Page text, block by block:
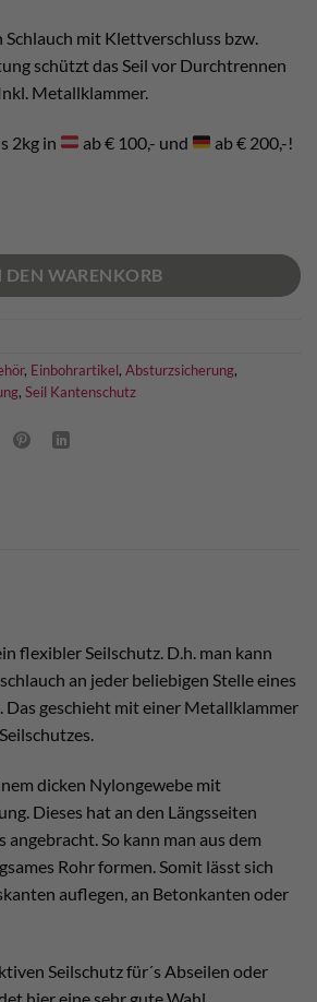
mit Klettverschluss bzw.
schützt das Seil vor Durchtrennen
Metallklammer.
2kg in ab € 100,- und ab € 200,-!
DEN WARENKORB
, Einbohrartikel, Absturzsicherung,
, Seil Kantenschutz
flexibler Seilschutz. D.h. man kann
an jeder beliebigen Stelle eines
Das geschieht mit einer Metallklammer
dicken Nylongewebe mit
Dieses hat an den Längsseiten
So kann man aus dem
Rohr formen. Somit lässt sich
auflegen, an Betonkanten oder
Seilschutz für´s Abseilen oder